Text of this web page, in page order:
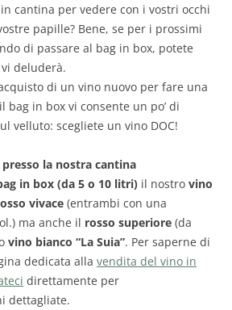
cantina per vedere con i vostri occhi
papille? Bene, se per i prossimi
di passare al bag in box, potete
deluderà.
di un vino nuovo per fare una
bag in box vi consente un po’ di
velluto: scegliete un vino DOC!
presso la nostra cantina
in box (da 5 o 10 litri) il nostro vino
vivace (entrambi con una
ma anche il rosso superiore (da
vino bianco “La Suia”. Per saperne di
dedicata alla vendita del vino in
direttamente per
dettagliate.